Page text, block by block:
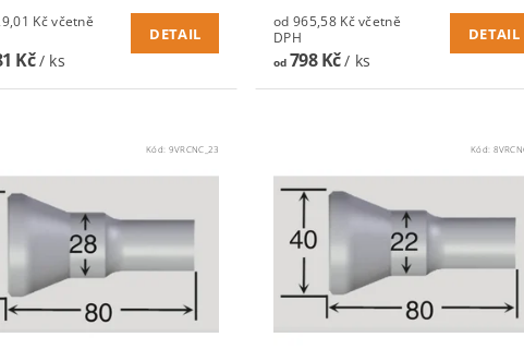
Kč včetně
Kč/ ks
DETAIL
od 965,58 Kč včetně
DPH
od798 Kč/ ks
DETAIL
Kód: 9VRCNC_23 Kód: